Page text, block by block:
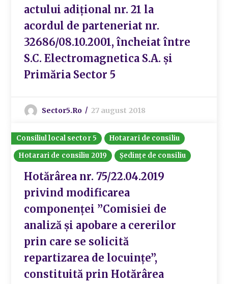
actului adițional nr. 21 la
acordul de parteneriat nr.
32686/08.10.2001, încheiat între
S.C. Electromagnetica S.A. și
Primăria Sector 5
Sector5.ro 27 august 2018
Consiliul local sector 5
Hotarari de consiliu
Hotarari de consiliu 2019
Ședințe de consiliu
Hotărârea nr. 75/22.04.2019
privind modificarea
componenței ”Comisiei de
analiză și apobare a cererilor
prin care se solicită
repartizarea de locuințe”,
constituită prin Hotărârea